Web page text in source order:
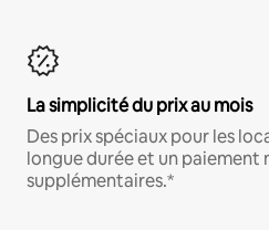
La simplicité du prix au mois
Des prix spéciaux pour les
longue durée et un paiement
supplémentaires.*